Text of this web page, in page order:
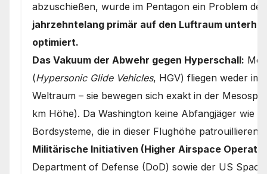
abzuschießen, wurde im Pentagon ein Problem
jahrzehntelang primär auf den Luftraum
optimiert.
Das Vakuum der Abwehr gegen Hyperschall:
(Hypersonic Glide Vehicles, HGV) fliegen weder im
Weltraum – sie bewegen sich exakt in der
km Höhe). Da Washington keine Abfangjäger wie
Bordsysteme, die in dieser Flughöhe patrouillieren
Militärische Initiativen (Higher Airspace
Department of Defense (DoD) sowie der US